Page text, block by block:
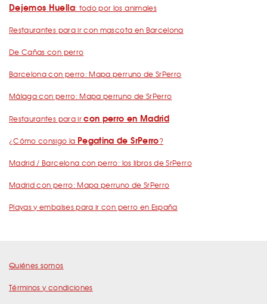
Dejemos Huella: todo por los animales
Restaurantes para ir con mascota en Barcelona
De Cañas con perro
Barcelona con perro: Mapa perruno de SrPerro
Málaga con perro: Mapa perruno de SrPerro
Restaurantes para ircon perro en Madrid
¿Cómo consigo la Pegatina de SrPerro?
Madrid / Barcelona con perro: los libros de SrPerro
Madrid con perro: Mapa perruno de SrPerro
Playas y embalses para ir con perro en España
Quiénes somos
Términos y condiciones